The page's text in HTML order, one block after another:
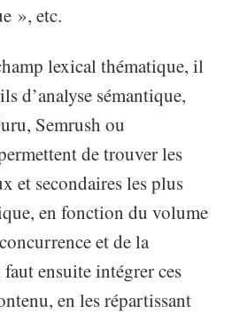
», etc.
lexical thématique, il
d’analyse sémantique,
Semrush ou
de trouver les
et secondaires les plus
en fonction du volume
et de la
ensuite intégrer ces
en les répartissant